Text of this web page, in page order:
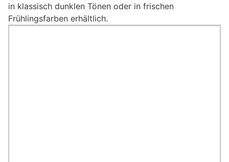
in klassisch dunklen Tönen oder in frischen
Frühlingsfarben erhältlich.